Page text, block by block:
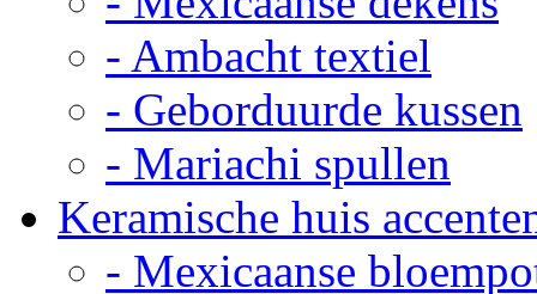
- Ambacht textiel
- Geborduurde kussen
- Mariachi spullen
Keramische huis
- Mexicaanse